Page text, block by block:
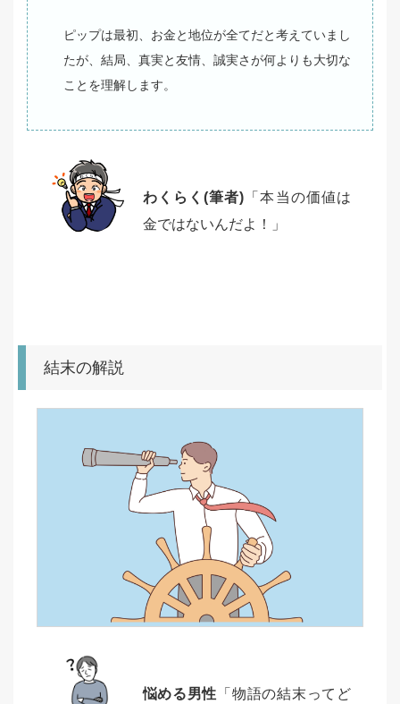
ピップは最初、お金と地位が全てだと考えていまし
たが、結局、真実と友情、誠実さが何よりも大切な
ことを理解します。
わくらく(筆者) 「本当の価値は
金ではないんだよ！」
結末の解説
悩める男性 「物語の結末ってど